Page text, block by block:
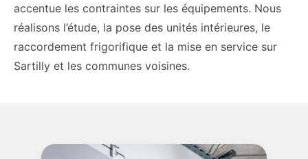
accentue les contraintes sur les équipements. Nous
réalisons l’étude, la pose des unités intérieures, le
raccordement frigorifique et la mise en service sur
Sartilly et les communes voisines.